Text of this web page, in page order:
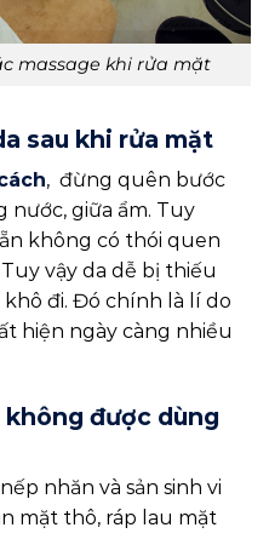
massage khi rửa mặt
sau khi rửa mặt
, đừng quên bước
nước, giữa ẩm. Tuy
không có thói quen
vậy da dễ bị thiếu
đi. Đó chính là lí do
hiện ngày càng nhiều
được dùng
nhăn và sản sinh vi
mặt thô, ráp lau mặt